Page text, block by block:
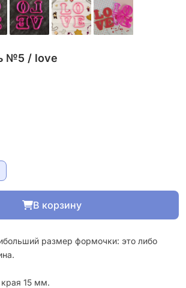
№5 / love
В корзину
размер формочки: это либо
15 мм.